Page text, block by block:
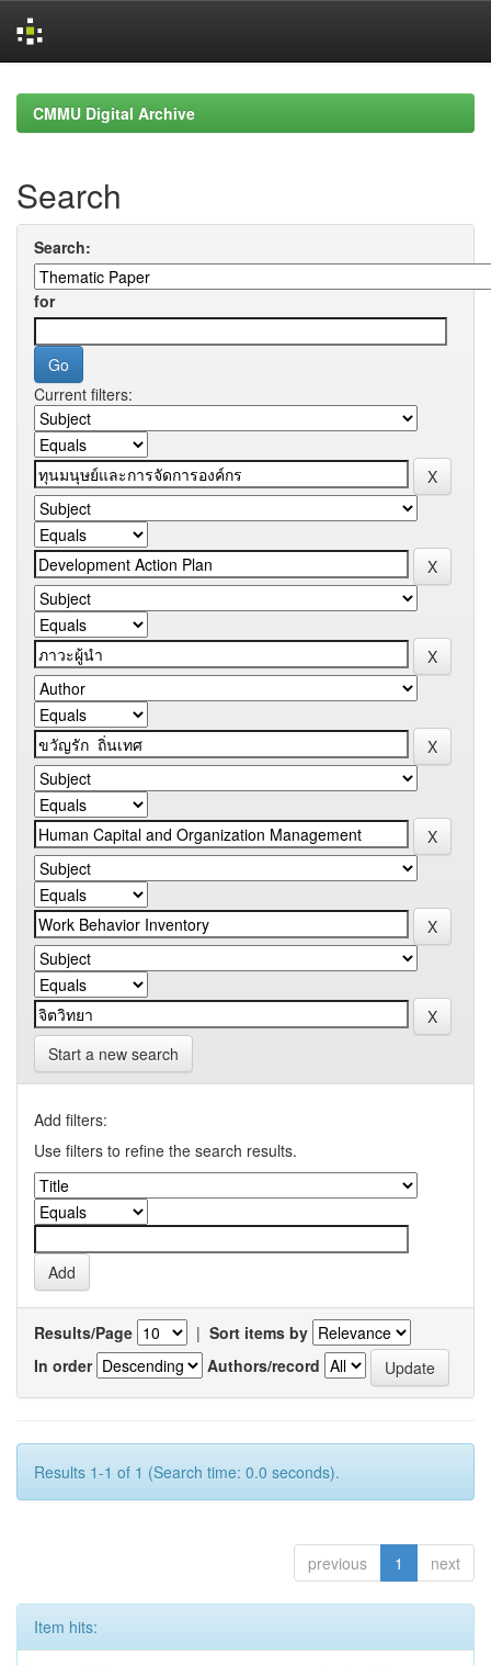
navigationCMMU Digital Archive
Search
Search:
for
Current filters:
Start a new search
Add filters:
Use filters to refine the search results.
Results/Page | Sort items by
In order
Authors/record
Results 1-1 of 1 (Search time: 0.0 seconds).
previous 1 next
Item hits: